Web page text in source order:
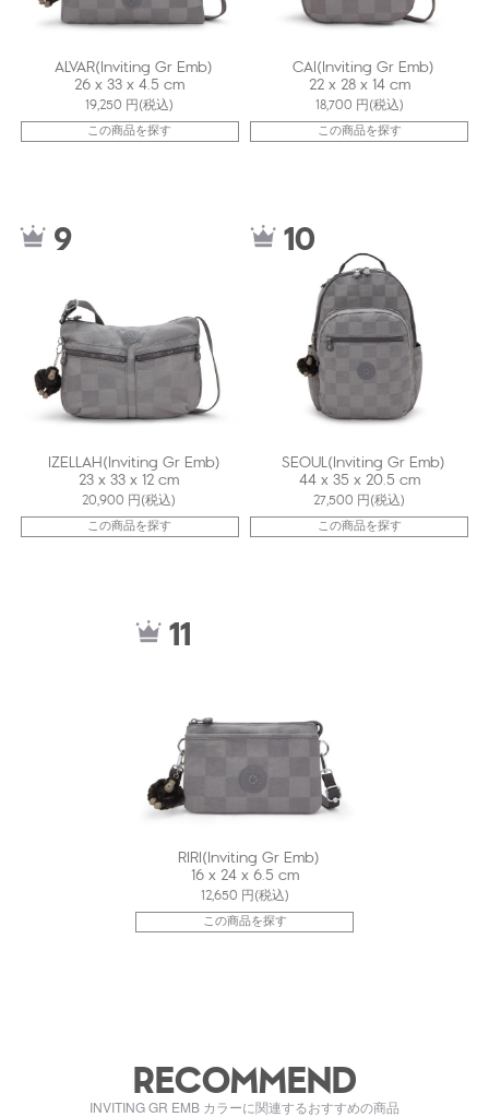
ALVAR(Inviting Gr Emb)
26 x 33 x 4.5 cm
19,250 円(税込)
この商品を探す
CAI(Inviting Gr Emb)
22 x 28 x 14 cm
18,700 円(税込)
この商品を探す
9
IZELLAH(Inviting Gr Emb)
23 x 33 x 12 cm
20,900 円(税込)
この商品を探す
10
SEOUL(Inviting Gr Emb)
44 x 35 x 20.5 cm
27,500 円(税込)
この商品を探す
11
RIRI(Inviting Gr Emb)
16 x 24 x 6.5 cm
12,650 円(税込)
この商品を探す
RECOMMEND
INVITING GR EMB カラーに関連するおすすめの商品